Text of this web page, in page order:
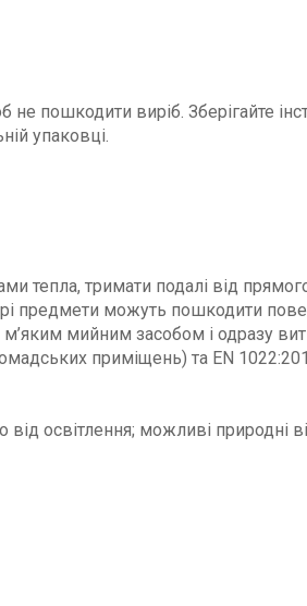
пошкодити виріб. Зберігайте
упаковці.
тепла, тримати подалі від
предмети можуть пошкодити
мийним засобом і одразу
приміщень) та EN
освітлення; можливі природні